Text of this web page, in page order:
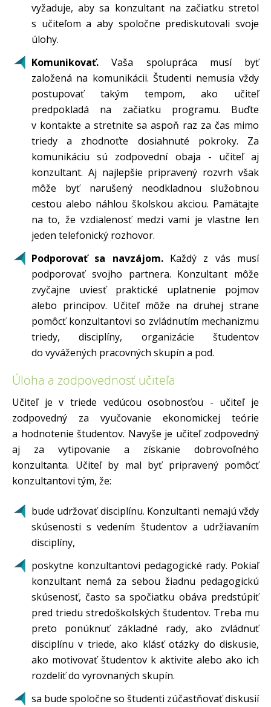
vyžaduje, aby sa konzultant na začiatku stretol
s učiteľom a aby spoločne prediskutovali svoje
úlohy.
Komunikovať.Vaša spolupráca musí byť
založená na komunikácii. Študenti nemusia vždy
postupovať takým tempom, ako učiteľ
predpokladá na začiatku programu. Buďte
v kontakte a stretnite sa aspoň raz za čas mimo
triedy a zhodnoťte dosiahnuté pokroky. Za
komunikáciu sú zodpovední obaja - učiteľ aj
konzultant. Aj najlepšie pripravený rozvrh však
môže byť narušený neodkladnou služobnou
cestou alebo náhlou školskou akciou. Pamätajte
na to, že vzdialenosť medzi vami je vlastne len
jeden telefonický rozhovor.
Podporovať sa navzájom.Každý z vás musí
podporovať svojho partnera. Konzultant môže
zvyčajne uviesť praktické uplatnenie pojmov
alebo princípov. Učiteľ môže na druhej strane
pomôcť konzultantovi so zvládnutím mechanizmu
triedy, disciplíny, organizácie študentov
do vyvážených pracovných skupín a pod.
Úloha a zodpovednosť učiteľa
Učiteľ je v triede vedúcou osobnosťou - učiteľ je
zodpovedný za vyučovanie ekonomickej teórie
a hodnotenie študentov. Navyše je učiteľ zodpovedný
aj za vytipovanie a získanie dobrovoľného
konzultanta. Učiteľ by mal byť pripravený pomôcť
konzultantovi tým, že:
bude udržovať disciplínu. Konzultanti nemajú vždy
skúsenosti s vedením študentov a udržiavaním
disciplíny,
poskytne konzultantovi pedagogické rady. Pokiaľ
konzultant nemá za sebou žiadnu pedagogickú
skúsenosť, často sa spočiatku obáva predstúpiť
pred triedu stredoškolských študentov. Treba mu
preto ponúknuť základné rady, ako zvládnuť
disciplínu v triede, ako klásť otázky do diskusie,
ako motivovať študentov k aktivite alebo ako ich
rozdeliť do vyrovnaných skupín.
sa bude spoločne so študenti zúčastňovať diskusií